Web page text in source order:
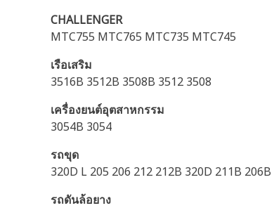
CHALLENGER
MTC755 MTC765 MTC735 MTC745
เรือเสริม
3516B 3512B 3508B 3512 3508
เครื่องยนต์อุตสาหกรรม
3054B 3054
รถขุด
320D L 205 206 212 212B 320D 211B
รถดันล้อยาง